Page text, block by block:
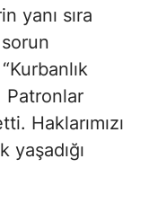
yanı sıra
Patronlar
Haklarımızı
yaşadığı